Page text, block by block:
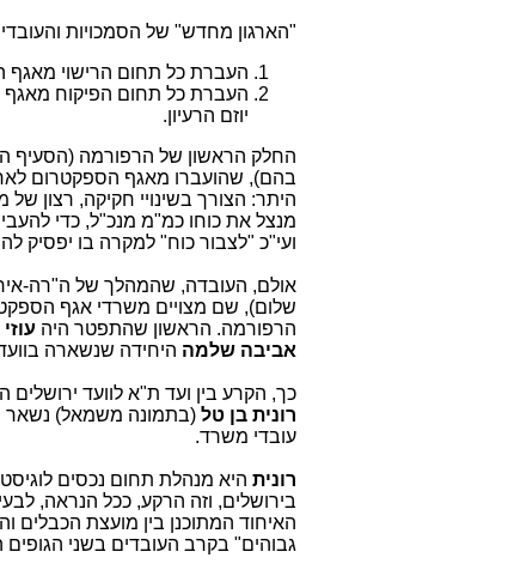
"הארגון מחדש" של הסמכויות
העברת כל תחום הרישוי מאגף
העברת כל תחום הפיקוח
יוזם הרעיון.
בהם), שהועברו מאגף הספקטרום
היתר: הצורך בשינויי חקיקה, רצון
מנצל את כוחו כמ"מ מנכ"ל, כדי
ועי"כ "לצבור כוח" למקרה בו יפסיק
אולם, העובדה, שהמהלך של ה"רה-
שלום), שם מצויים משרדי אגף
הרפורמה. הראשון שהתפטר היה עוזי
אביבה שלמה היחידה שנשארה
כך, הקרע בין ועד ת"א לוועד
רונית בן טל (בתמונה משמאל) נשאר
עובדי משרד.
רונית היא מנהלת תחום נכסים
בירושלים, וזה הרקע, ככל הנראה,
האיחוד המתוכנן בין מועצת הכבלים
גבוהים" בקרב העובדים בשני הגופים